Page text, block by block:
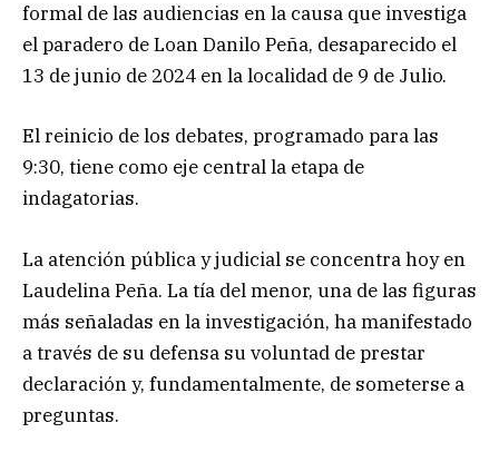
formal de las audiencias en la causa que investiga
el paradero de Loan Danilo Peña, desaparecido el
13 de junio de 2024 en la localidad de 9 de Julio.
El reinicio de los debates, programado para las
9:30, tiene como eje central la etapa de
indagatorias.
La atención pública y judicial se concentra hoy en
Laudelina Peña. La tía del menor, una de las figuras
más señaladas en la investigación, ha manifestado
a través de su defensa su voluntad de prestar
declaración y, fundamentalmente, de someterse a
preguntas.